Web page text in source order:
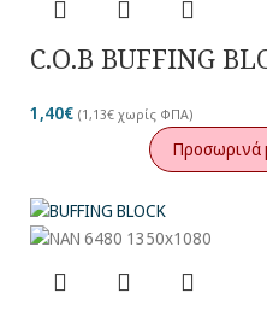
C.O.B BUFFING
1,40€ (1,13€ χωρίς ΦΠΑ)
Προσωρινά